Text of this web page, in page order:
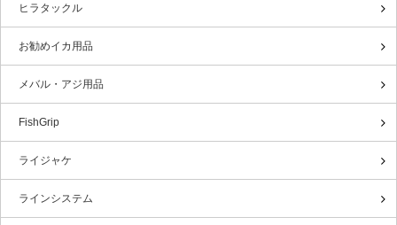
ヒラタックル
お勧めイカ用品
メバル・アジ用品
FishGrip
ライジャケ
ラインシステム